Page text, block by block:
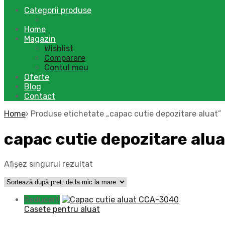
Categorii produse
Home
Magazin
Wishlist
Comparare
Contul meu
Oferte
Blog
Contact
Home
Produse etichetate „capac cutie depozitare aluat”
capac cutie depozitare
Afișez singurul rezultat
Reduceri!
Casete pentru aluat